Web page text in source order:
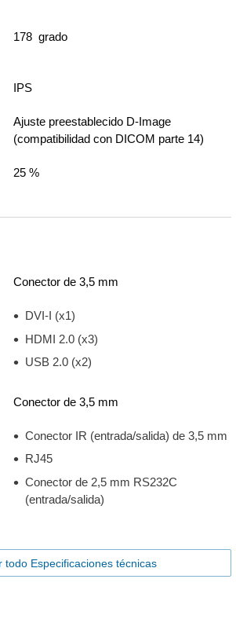
178 grado
IPS
Ajuste preestablecido D-Image
(compatibilidad con DICOM parte 14)
25 %
Conector de 3,5 mm
DVI-I (x1)
HDMI 2.0 (x3)
USB 2.0 (x2)
Conector de 3,5 mm
Conector IR (entrada/salida) de 3,5 mm
RJ45
Conector de 2,5 mm RS232C
(entrada/salida)
todo Especificaciones técnicas